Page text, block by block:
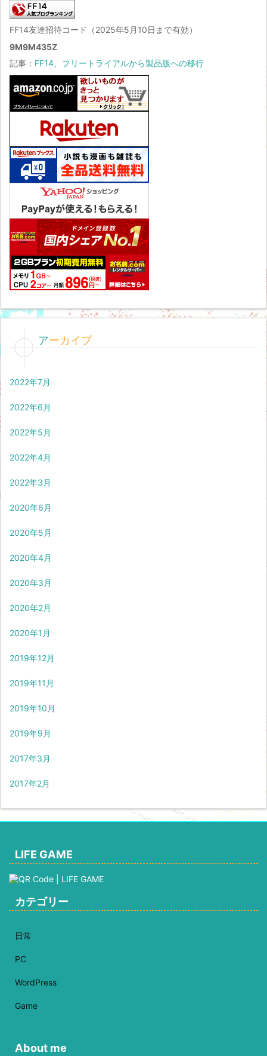
FF14友達招待コード（2025年5月10日まで有効）
9M9M435Z
記事： FF14、フリートライアルから製品版への移行
アーカイブ
2022年7月
2022年6月
2022年5月
2022年4月
2022年3月
2020年6月
2020年5月
2020年4月
2020年3月
2020年2月
2020年1月
2019年12月
2019年11月
2019年10月
2019年9月
2017年3月
2017年2月
LIFE GAME
カテゴリー
日常
PC
WordPress
Game
About me